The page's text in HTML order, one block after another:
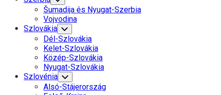
Child
Menu
Šumadija és Nyugat-Szerbia
Vojvodina
Szlovákia Toggle
Child
Menu
Dél-Szlovákia
Kelet-Szlovákia
Közép-Szlovákia
Nyugat-Szlovákia
Szlovénia Toggle
Child
Menu
Alsó-Stájerország